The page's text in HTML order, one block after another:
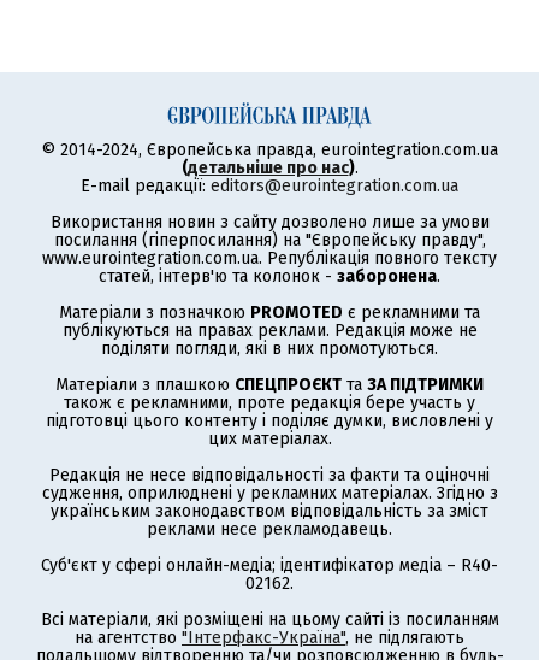
© 2014-2024, Європейська правда, eurointegration.com.ua
(детальніше про нас).
E-mail редакції: editors@eurointegration.com.ua
Використання новин з сайту дозволено лише за умови
посилання (гіперпосилання) на "Європейську правду",
www.eurointegration.com.ua. Републікація повного тексту
статей, інтерв'ю та колонок - заборонена.
Матеріали з позначкою PROMOTED є рекламними та
публікуються на правах реклами. Редакція може не
поділяти погляди, які в них промотуються.
Матеріали з плашкою СПЕЦПРОЄКТ та ЗА ПІДТРИМКИ
також є рекламними, проте редакція бере участь у
підготовці цього контенту і поділяє думки, висловлені у
цих матеріалах.
Редакція не несе відповідальності за факти та оціночні
судження, оприлюднені у рекламних матеріалах. Згідно з
українським законодавством відповідальність за зміст
реклами несе рекламодавець.
Суб'єкт у сфері онлайн-медіа; ідентифікатор медіа – R40-
02162.
Всі матеріали, які розміщені на цьому сайті із посиланням
на агентство "Інтерфакс-Україна", не підлягають
подальшому відтворенню та/чи розповсюдженню в будь-